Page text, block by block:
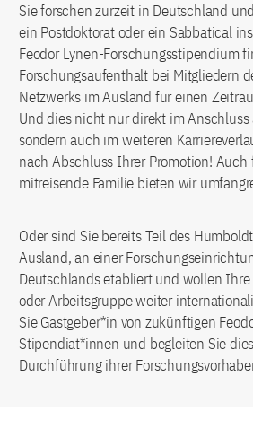
Sie forschen zurzeit in Deutschland
ein Postdoktorat oder ein Sabbatical
Feodor Lynen-Forschungsstipendium
Forschungsaufenthalt bei Mitgliedern
Netzwerks im Ausland für einen
Und dies nicht nur direkt im Anschluss
sondern auch im weiteren
nach Abschluss Ihrer Promotion! Auch
mitreisende Familie bieten wir
Oder sind Sie bereits Teil des
Ausland, an einer
Deutschlands etabliert und wollen
oder Arbeitsgruppe weiter
Sie Gastgeber*in von zukünftigen
Stipendiat*innen und begleiten Sie
Durchführung ihrer